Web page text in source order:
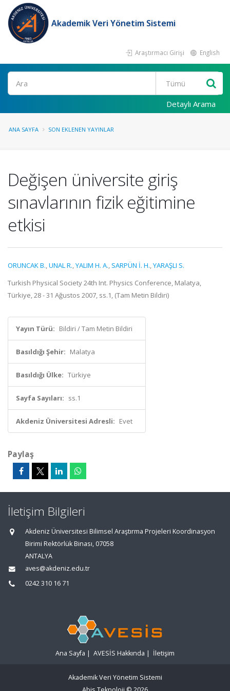
Akademik Veri Yönetim Sistemi
Araştırmacı Girişi English
Ara
Detaylı Arama
ANA SAYFA SON EKLENEN YAYINLAR
Değişen üniversite giriş
sınavlarının fizik eğitimine
etkisi
ORUNCAK B.,UNAL R.,YALIM H. A., SARPÜN İ. H.,YARAŞLI S.
Turkish Physical Society 24th Int. Physics Conference, Malatya,
Türkiye, 28 - 31 Ağustos 2007, ss.1, (Tam Metin Bildiri)
Yayın Türü: Bildiri / Tam Metin Bildiri
Basıldığı Şehir: Malatya
Basıldığı Ülke: Türkiye
Sayfa Sayıları: ss.1
Akdeniz Üniversitesi Adresli: Evet
Paylaş
İletişim Bilgileri
Akdeniz Üniversitesi Bilimsel Araştırma Projeleri Koordinasyon
Birimi Rektörlük Binası, 07058
ANTALYA
aves@akdeniz.edu.tr
0242 310 16 71
Ana Sayfa | AVESİS Hakkında | İletişim
Akademik Veri Yönetim Sistemi